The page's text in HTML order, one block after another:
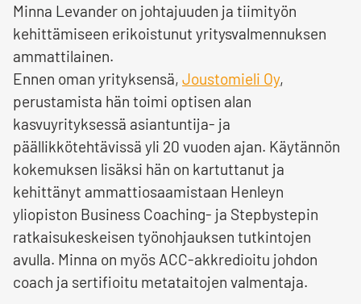
Minna Levander on johtajuuden ja tiimityön
kehittämiseen erikoistunut yritysvalmennuksen
ammattilainen.
Ennen oman yrityksensä, Joustomieli Oy,
perustamista hän toimi optisen alan
kasvuyrityksessä asiantuntija- ja
päällikkötehtävissä yli 20 vuoden ajan. Käytännön
kokemuksen lisäksi hän on kartuttanut ja
kehittänyt ammattiosaamistaan Henleyn
yliopiston Business Coaching- ja Stepbystepin
ratkaisukeskeisen työnohjauksen tutkintojen
avulla. Minna on myös ACC-akkredioitu johdon
coach ja sertifioitu metataitojen valmentaja.